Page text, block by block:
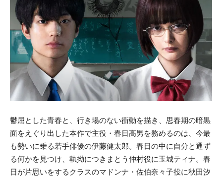
鬱屈とした青春と、行き場のない衝動を描き、思春期の暗黒
面をえぐり出した本作で主役・春日高男を務めるのは、今最
も勢いに乗る若手俳優の伊藤健太郎。春日の中に自分と通ず
る何かを見つけ、執拗につきまとう仲村役に玉城ティナ。春
日が片思いをするクラスのマドンナ・佐伯奈々子役に秋田汐